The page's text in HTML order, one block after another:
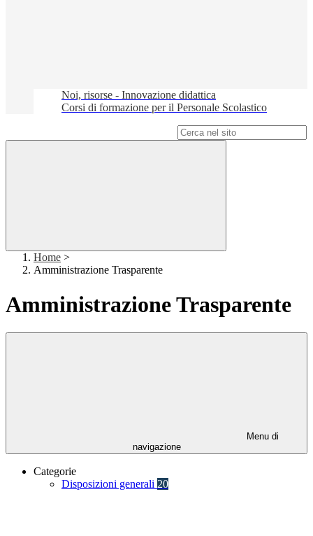
Noi, risorse - Innovazione didattica
Corsi di formazione per il Personale Scolastico
Home >
Amministrazione Trasparente
Amministrazione Trasparente
Menu di
navigazione
Categorie
Disposizioni generali 20